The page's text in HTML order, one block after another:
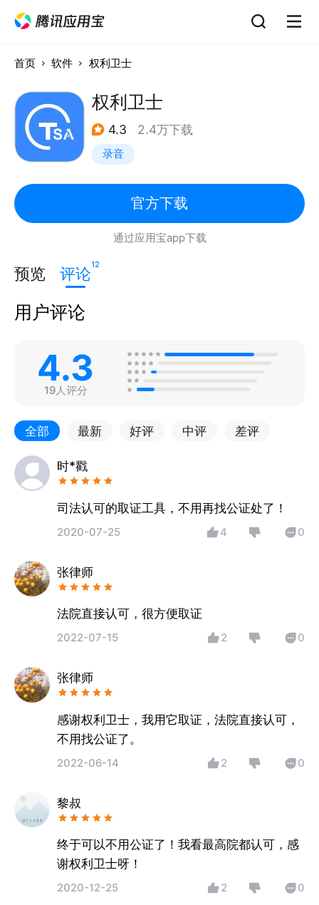
首页 软件 权利卫士
权利卫士
4.3 2.4万下载
录音
官方下载
通过应用宝app下载
预览 评论12
用户评论
4.3
19人评分
全部 最新 好评 中评 差评
时*戳
司法认可的取证工具，不用再找公证处了！
2020-07-25 4 0
张律师
法院直接认可，很方便取证
2022-07-15 2 0
张律师
感谢权利卫士，我用它取证，法院直接认可，
不用找公证了。
2022-06-14 2 0
黎叔
终于可以不用公证了！我看最高院都认可，感
谢权利卫士呀！
2020-12-25 2 0